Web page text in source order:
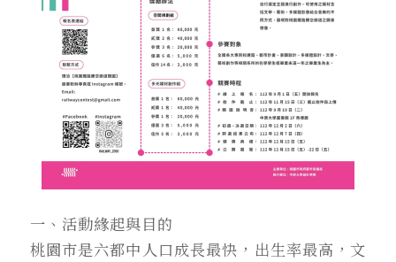
一、活動緣起與目的
桃園市是六都中人口成長最快，出生率最高，文